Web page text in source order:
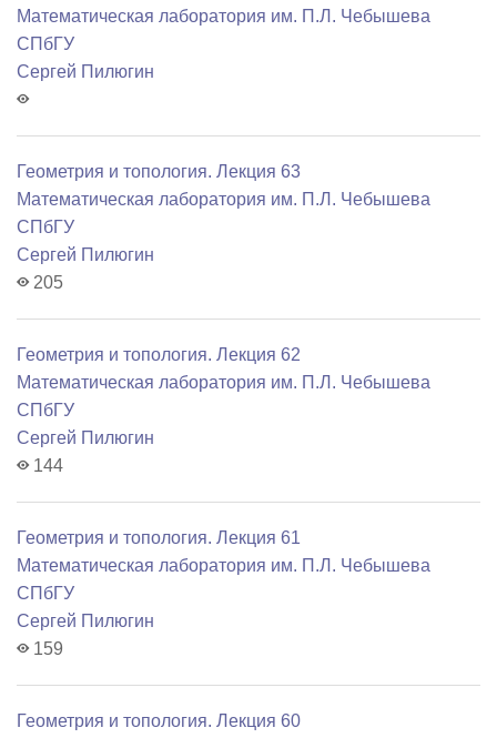
Математичеcкая лаборатория им. П.Л. Чебышева
СПбГУ
Сергей Пилюгин
Геометрия и топология. Лекция 63
Математичеcкая лаборатория им. П.Л. Чебышева
СПбГУ
Сергей Пилюгин
205
Геометрия и топология. Лекция 62
Математичеcкая лаборатория им. П.Л. Чебышева
СПбГУ
Сергей Пилюгин
144
Геометрия и топология. Лекция 61
Математичеcкая лаборатория им. П.Л. Чебышева
СПбГУ
Сергей Пилюгин
159
Геометрия и топология. Лекция 60